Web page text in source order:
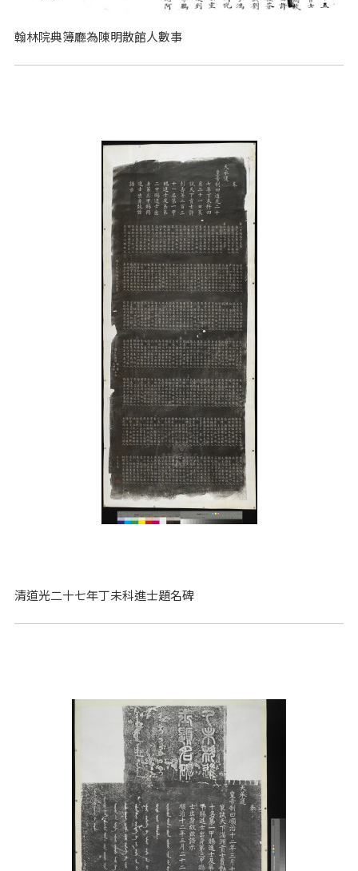
翰林院典簿廳為陳明散館人數事
清道光二十七年丁未科進士題名碑